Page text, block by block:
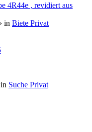
4R44e , revidiert aus
in Biete Privat
Suche Privat